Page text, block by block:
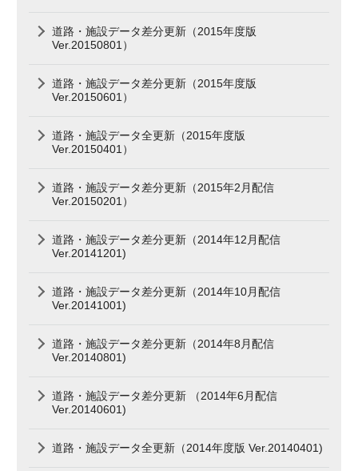
道路・施設データ差分更新（2015年度版
Ver.20150801）
道路・施設データ差分更新（2015年度版
Ver.20150601）
道路・施設データ全更新（2015年度版
Ver.20150401）
道路・施設データ差分更新（2015年2月配信
Ver.20150201）
道路・施設データ差分更新（2014年12月配信
Ver.20141201)
道路・施設データ差分更新（2014年10月配信
Ver.20141001)
道路・施設データ差分更新（2014年8月配信
Ver.20140801)
道路・施設データ差分更新 （2014年6月配信
Ver.20140601)
道路・施設データ全更新（2014年度版 Ver.20140401)